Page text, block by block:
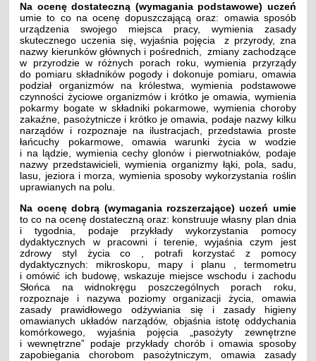
Na ocenę dostateczną (wymagania podstawowe) uczeń
umie to co na ocenę dopuszczającą oraz: omawia sposób
urządzenia swojego miejsca pracy, wymienia zasady
skutecznego uczenia się, wyjaśnia pojęcia z przyrody, zna
nazwy kierunków głównych i pośrednich, zmiany zachodzące
w przyrodzie w różnych porach roku, wymienia przyrządy
do pomiaru składników pogody i dokonuje pomiaru, omawia
podział organizmów na królestwa, wymienia podstawowe
czynności życiowe organizmów i krótko je omawia, wymienia
pokarmy bogate w składniki pokarmowe, wymienia choroby
zakaźne, pasożytnicze i krótko je omawia, podaje nazwy kilku
narządów i rozpoznaje na ilustracjach, przedstawia proste
łańcuchy pokarmowe, omawia warunki życia w wodzie
i na lądzie, wymienia cechy glonów i pierwotniaków, podaje
nazwy przedstawicieli, wymienia organizmy łąki, pola, sadu,
lasu, jeziora i morza, wymienia sposoby wykorzystania roślin
uprawianych na polu.
Na ocenę dobrą (wymagania rozszerzające) uczeń umie
to co na ocenę dostateczną oraz: konstruuje własny plan dnia
i tygodnia, podaje przykłady wykorzystania pomocy
dydaktycznych w pracowni i terenie, wyjaśnia czym jest
zdrowy styl życia co , potrafi korzystać z pomocy
dydaktycznych: mikroskopu, mapy i planu , termometru
i omówić ich budowę, wskazuje miejsce wschodu i zachodu
Słońca na widnokręgu poszczególnych porach roku,
rozpoznaje i nazywa poziomy organizacji życia, omawia
zasady prawidłowego odżywiania się i zasady higieny
omawianych układów narządów, objaśnia istotę oddychania
komórkowego, wyjaśnia pojęcia „pasożyty zewnętrzne
i wewnętrzne” podaje przykłady chorób i omawia sposoby
zapobiegania chorobom pasożytniczym, omawia zasady